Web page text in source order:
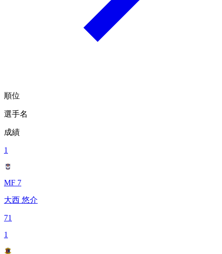
順位
選手名
成績
1
MF 7
大西 悠介
71
1